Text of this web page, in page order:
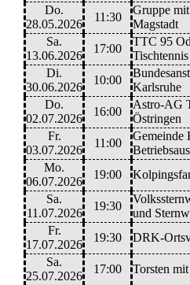
Do.
28.05.2026
11:30
Gruppe
Magstadt
Sa.
13.06.2026
17:00
TTC 95
Tischtennis
Di.
30.06.2026
10:00
Karlsruhe
Do.
02.07.2026
16:00
Astro-AG
Östringen
Fr.
03.07.2026
11:00
Gemeinde
Mo.
06.07.2026
19:00
Sa.
11.07.2026
19:30
und
Fr.
17.07.2026
19:30
DRK-
Sa.
25.07.2026
17:00
Torsten